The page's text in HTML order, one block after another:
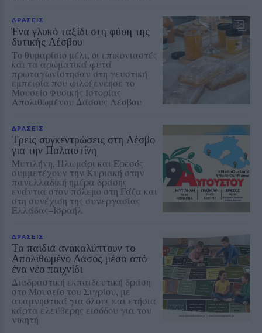
ΔΡΑΣΕΙΣ
Ένα γλυκό ταξίδι στη φύση της
δυτικής Λέσβου
Το θυμαρίσιο μέλι, οι επικονιαστές
και τα αρωματικά φυτά
πρωταγωνίστησαν στη γευστική
εμπειρία που φιλοξενεησε το
Μουσείο Φυσικής Ιστορίας
Απολιθωμένου Δάσους Λέσβου
ΔΡΑΣΕΙΣ
Τρεις συγκεντρώσεις στη Λέσβο
για την Παλαιστίνη
Μυτιλήνη, Πλωμάρι και Ερεσός
συμμετέχουν την Κυριακή στην
πανελλαδική ημέρα δράσης
ενάντια στον πόλεμο στη Γάζα και
στη συνέχιση της συνεργασίας
Ελλάδας–Ισραήλ
ΔΡΑΣΕΙΣ
Τα παιδιά ανακαλύπτουν το
Απολιθωμένο Δάσος μέσα από
ένα νέο παιχνίδι
Διαδραστική εκπαιδευτική δράση
στο Μουσείο του Σιγρίου, με
αναμνηστικά για όλους και ετήσια
κάρτα ελεύθερης εισόδου για τον
νικητή